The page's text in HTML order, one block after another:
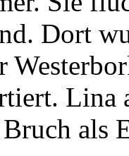
Dort
Lina
als